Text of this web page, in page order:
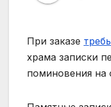
При заказе
храма записки
поминовения на